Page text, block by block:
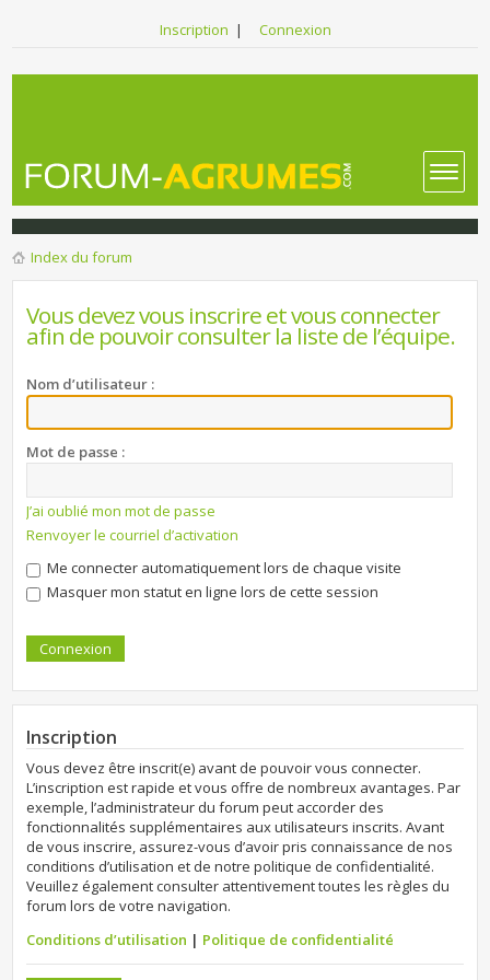
Inscription | Connexion
Index du forum
Vous devez vous inscrire et vous connecter
afin de pouvoir consulter la liste de l’équipe.
Nom d’utilisateur :
Mot de passe :
J’ai oublié mon mot de passe
Renvoyer le courriel d’activation
Me connecter automatiquement lors de chaque visite
Masquer mon statut en ligne lors de cette session
Inscription
Vous devez être inscrit(e) avant de pouvoir vous connecter.
L’inscription est rapide et vous offre de nombreux avantages. Par
exemple, l’administrateur du forum peut accorder des
fonctionnalités supplémentaires aux utilisateurs inscrits. Avant
de vous inscrire, assurez-vous d’avoir pris connaissance de nos
conditions d’utilisation et de notre politique de confidentialité.
Veuillez également consulter attentivement toutes les règles du
forum lors de votre navigation.
Conditions d’utilisation | Politique de confidentialité